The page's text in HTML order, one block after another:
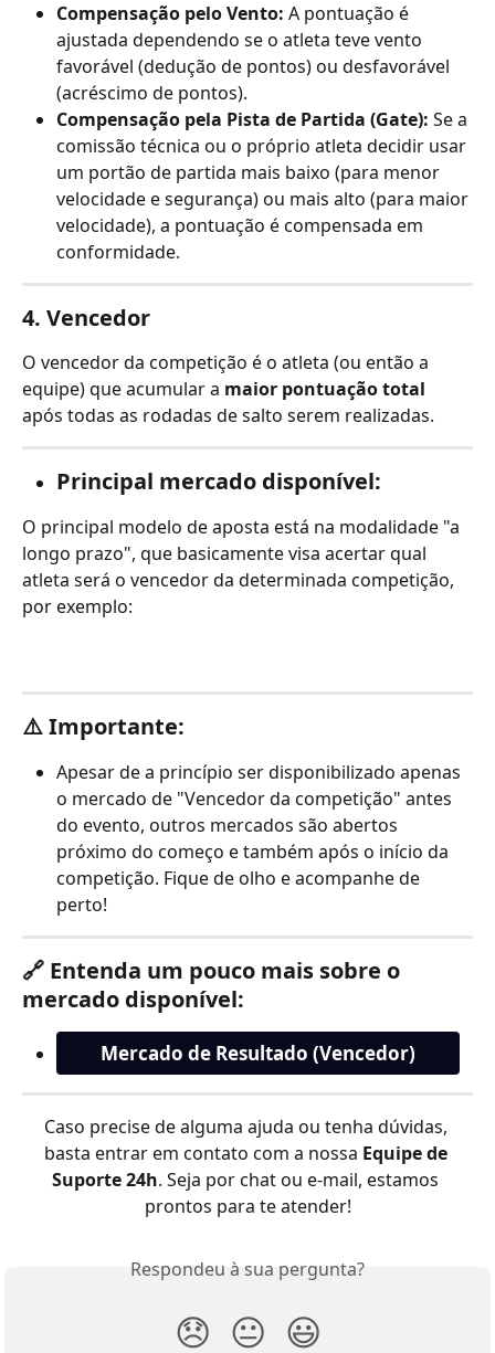
Compensação pelo Vento: A pontuação é
ajustada dependendo se o atleta teve vento
favorável (dedução de pontos) ou desfavorável
(acréscimo de pontos).
Compensação pela Pista de Partida (Gate): Se a
comissão técnica ou o próprio atleta decidir usar
um portão de partida mais baixo (para menor
velocidade e segurança) ou mais alto (para maior
velocidade), a pontuação é compensada em
conformidade.
4. Vencedor
O vencedor da competição é o atleta (ou então a
equipe) que acumular a maior pontuação total
após todas as rodadas de salto serem realizadas.
Principal mercado disponível:
O principal modelo de aposta está na modalidade "a
longo prazo", que basicamente visa acertar qual
atleta será o vencedor da determinada competição,
por exemplo:
⚠️ Importante:
Apesar de a princípio ser disponibilizado apenas
o mercado de "Vencedor da competição" antes
do evento, outros mercados são abertos
próximo do começo e também após o início da
competição. Fique de olho e acompanhe de
perto!
🔗 Entenda um pouco mais sobre o
mercado disponível:
Mercado de Resultado (Vencedor)
Caso precise de alguma ajuda ou tenha dúvidas,
basta entrar em contato com a nossa Equipe de
Suporte 24h. Seja por chat ou e-mail, estamos
prontos para te atender!
Respondeu à sua pergunta?
😞 😐 😃